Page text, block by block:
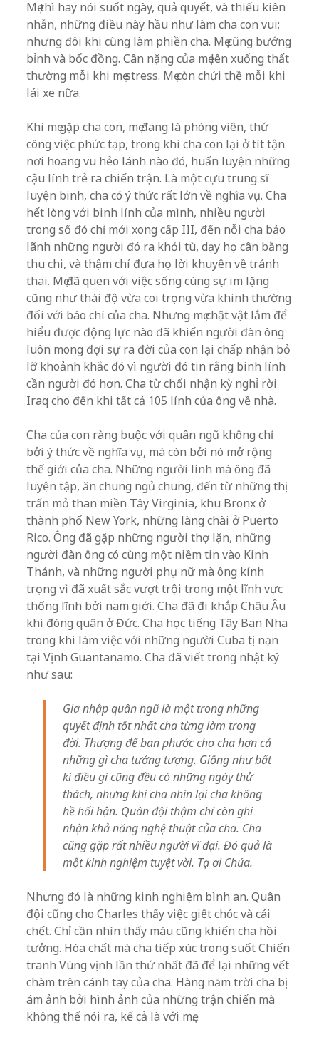
Mẹ thì hay nói suốt ngày, quả quyết, và thiếu kiên
nhẫn, những điều này hầu như làm cha con vui;
nhưng đôi khi cũng làm phiền cha. Mẹ cũng bướng
bỉnh và bốc đồng. Cân nặng của mẹ lên xuống thất
thường mỗi khi mẹ stress. Mẹ còn chửi thề mỗi khi
lái xe nữa.
Khi mẹ gặp cha con, mẹ đang là phóng viên, thứ
công việc phức tạp, trong khi cha con lại ở tít tận
nơi hoang vu hẻo lánh nào đó, huấn luyện những
cậu lính trẻ ra chiến trận. Là một cựu trung sĩ
luyện binh, cha có ý thức rất lớn về nghĩa vụ. Cha
hết lòng với binh lính của mình, nhiều người
trong số đó chỉ mới xong cấp III, đến nỗi cha bảo
lãnh những người đó ra khỏi tù, dạy họ cân bằng
thu chi, và thậm chí đưa họ lời khuyên về tránh
thai. Mẹ đã quen với việc sống cùng sự im lặng
cũng như thái độ vừa coi trọng vừa khinh thường
đối với báo chí của cha. Nhưng mẹ chật vật lắm để
hiểu được động lực nào đã khiến người đàn ông
luôn mong đợi sự ra đời của con lại chấp nhận bỏ
lỡ khoảnh khắc đó vì người đó tin rằng binh lính
cần người đó hơn. Cha từ chối nhận kỳ nghỉ rời
Iraq cho đến khi tất cả 105 lính của ông về nhà.
Cha của con ràng buộc với quân ngũ không chỉ
bởi ý thức về nghĩa vụ, mà còn bởi nó mở rộng
thế giới của cha. Những người lính mà ông đã
luyện tập, ăn chung ngủ chung, đến từ những thị
trấn mỏ than miền Tây Virginia, khu Bronx ở
thành phố New York, những làng chài ở Puerto
Rico. Ông đã gặp những người thợ lặn, những
người đàn ông có cùng một niềm tin vào Kinh
Thánh, và những người phụ nữ mà ông kính
trọng vì đã xuất sắc vượt trội trong một lĩnh vực
thống lĩnh bởi nam giới. Cha đã đi khắp Châu Âu
khi đóng quân ở Đức. Cha học tiếng Tây Ban Nha
trong khi làm việc với những người Cuba tị nạn
tại Vịnh Guantanamo. Cha đã viết trong nhật ký
như sau:
Gia nhập quân ngũ là một trong những
quyết định tốt nhất cha từng làm trong
đời. Thượng đế ban phước cho cha hơn cả
những gì cha tưởng tượng. Giống như bất
kì điều gì cũng đều có những ngày thử
thách, nhưng khi cha nhìn lại cha không
hề hối hận. Quân đội thậm chí còn ghi
nhận khả năng nghệ thuật của cha. Cha
cũng gặp rất nhiều người vĩ đại. Đó quả là
một kinh nghiệm tuyệt vời. Tạ ơi Chúa.
Nhưng đó là những kinh nghiệm bình an. Quân
đội cũng cho Charles thấy việc giết chóc và cái
chết. Chỉ cần nhìn thấy máu cũng khiến cha hồi
tưởng. Hóa chất mà cha tiếp xúc trong suốt Chiến
tranh Vùng vịnh lần thứ nhất đã để lại những vết
chàm trên cánh tay của cha. Hàng năm trời cha bị
ám ảnh bởi hình ảnh của những trận chiến mà
không thể nói ra, kể cả là với mẹ.